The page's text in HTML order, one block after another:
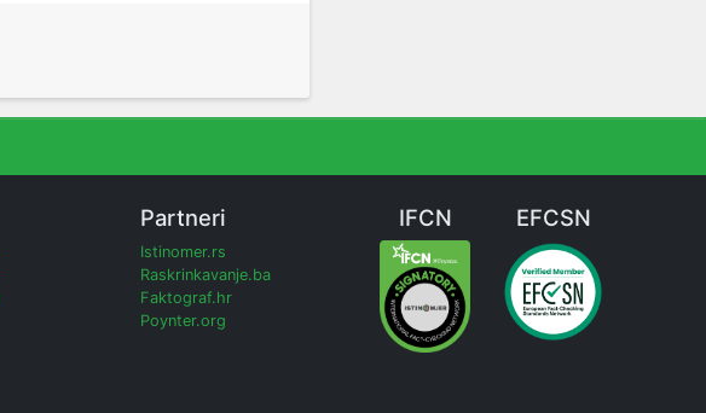
Partneri
Istinomer.rs
Raskrinkavanje.ba
Faktograf.hr
Poynter.org
IFCN EFCSN